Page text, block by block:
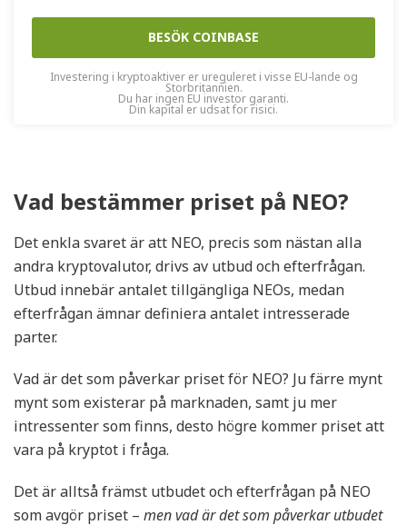
BESÖK COINBASE
Investering i kryptoaktiver er ureguleret i visse EU-lande og
Storbritannien.
Du har ingen EU investor garanti.
Din kapital er udsat for risici.
Vad bestämmer priset på NEO?
Det enkla svaret är att NEO, precis som nästan alla
andra kryptovalutor, drivs av utbud och efterfrågan.
Utbud innebär antalet tillgängliga NEOs, medan
efterfrågan ämnar definiera antalet intresserade
parter.
Vad är det som påverkar priset för NEO? Ju färre mynt
mynt som existerar på marknaden, samt ju mer
intressenter som finns, desto högre kommer priset att
vara på kryptot i fråga.
Det är alltså främst utbudet och efterfrågan på NEO
som avgör priset – men vad är det som påverkar utbudet